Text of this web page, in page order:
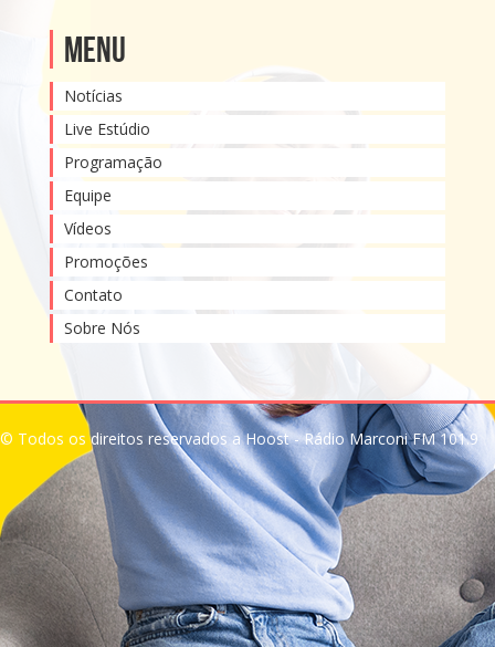
Menu
Notícias
Live Estúdio
Programação
Equipe
Vídeos
Promoções
Contato
Sobre Nós
© Todos os direitos reservados a Hoost - Rádio Marconi FM 101.9